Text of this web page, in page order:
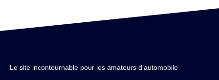
Le site incontournable pour les amateurs d’automobile